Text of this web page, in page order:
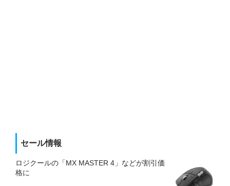
セール情報
ロジクールの「MX MASTER 4」などが割引価
格に